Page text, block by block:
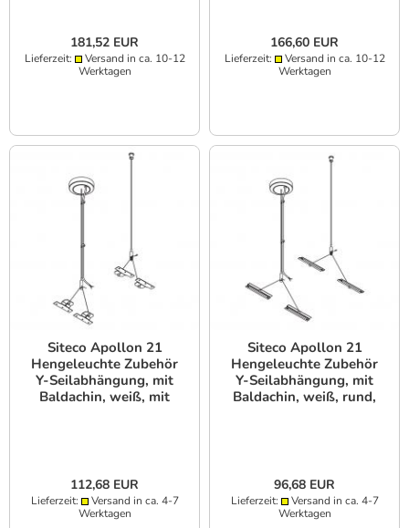
181,52 EUR
Lieferzeit:
Versand in ca. 10-12
Werktagen
166,60 EUR
Lieferzeit:
Versand in ca. 10-12
Werktagen
Siteco Apollon 21
Hengeleuchte Zubehör
Y-Seilabhängung, mit
Baldachin, weiß, mit
112,68 EUR
Lieferzeit:
Versand in ca. 4-7
Werktagen
Siteco Apollon 21
Hengeleuchte Zubehör
Y-Seilabhängung, mit
Baldachin, weiß, rund,
96,68 EUR
Lieferzeit:
Versand in ca. 4-7
Werktagen